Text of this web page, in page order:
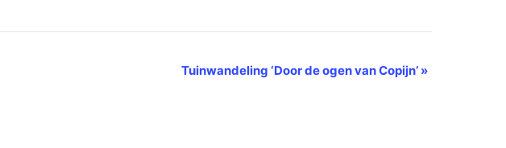
Tuinwandeling ‘Door de ogen van Copijn’ »